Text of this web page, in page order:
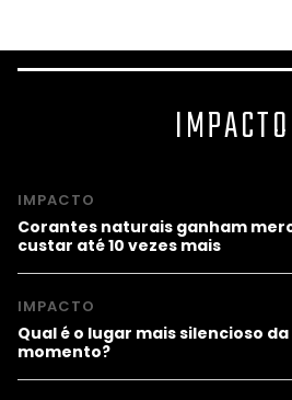
IMPACTO
IMPACTO
Corantes naturais ganham
custar até 10 vezes mais
IMPACTO
Qual é o lugar mais silencioso
momento?